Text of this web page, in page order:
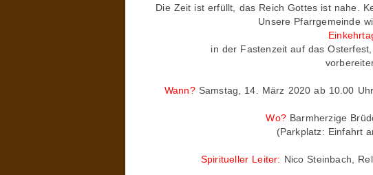
Die Zeit ist erfüllt, das Reich Gottes ist nahe.
Unsere Pfarrgemeinde
in der Fastenzeit auf das
Wann?Samstag, 14. März 2020 ab 10.00
Wo? Barmherzige
(Parkplatz: Einfahrt
Spiritueller Leiter: Nico Steinbach,